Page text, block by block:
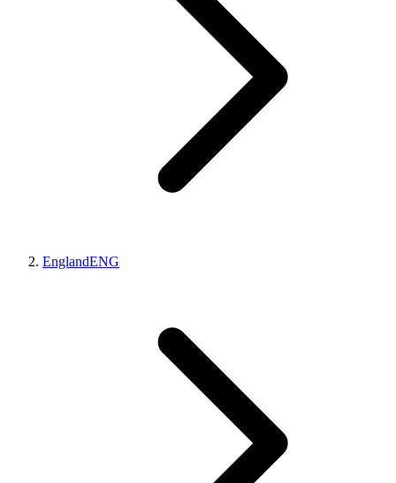
EnglandENG